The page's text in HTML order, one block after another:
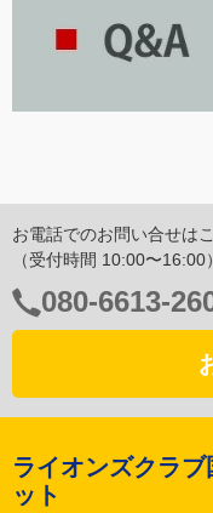
お電話でのお問い合せは
（受付時間 10:00〜16:00）
電
話
号：
080-6613-
ライオンズクラ
ット